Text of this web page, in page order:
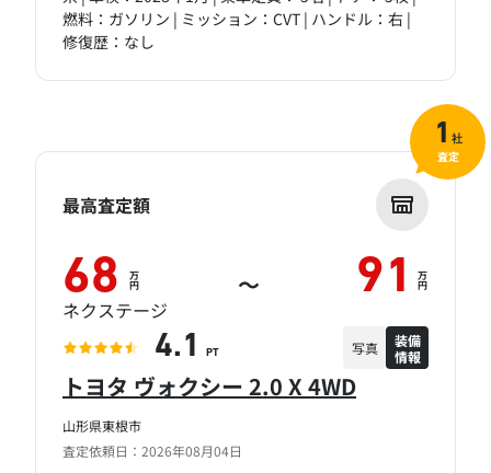
燃料：ガソリン | ミッション：CVT | ハンドル：右 |
修復歴：なし
山形県東根市
査定依頼日：2026年08月04日
トヨタ ヴォクシー 2.0 X 4WD
最高査定額
68 万
円 ～ 91 万
円
ネクステージ
4.1 PT 写真
装備
情報
1 社
査定